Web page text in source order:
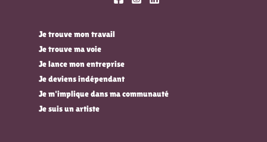
Je trouve mon travail
Je trouve ma voie
Je lance mon entreprise
Je deviens indépendant
Je m'implique dans ma communauté
Je suis un artiste